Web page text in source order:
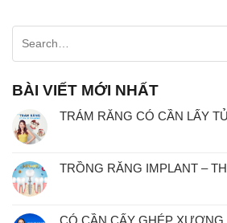
BÀI VIẾT MỚI NHẤT
TRÁM RĂNG CÓ CẦN LẤY
TRỒNG RĂNG IMPLANT –
CÓ CẦN CẤY GHÉP XƯƠNG